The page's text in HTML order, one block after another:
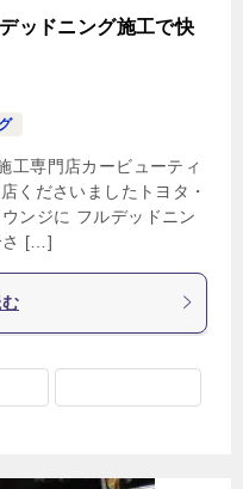
ッドニング施工で快
工専門店カービューティ
くださいましたトヨタ・
ンジに フルデッドニン
さ […]